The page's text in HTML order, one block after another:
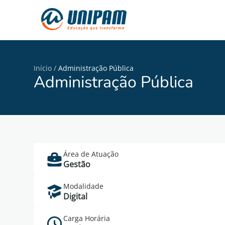
Início / Administração Pública
Administração Pública
Área de Atuação
Gestão
Modalidade
Digital
Carga Horária